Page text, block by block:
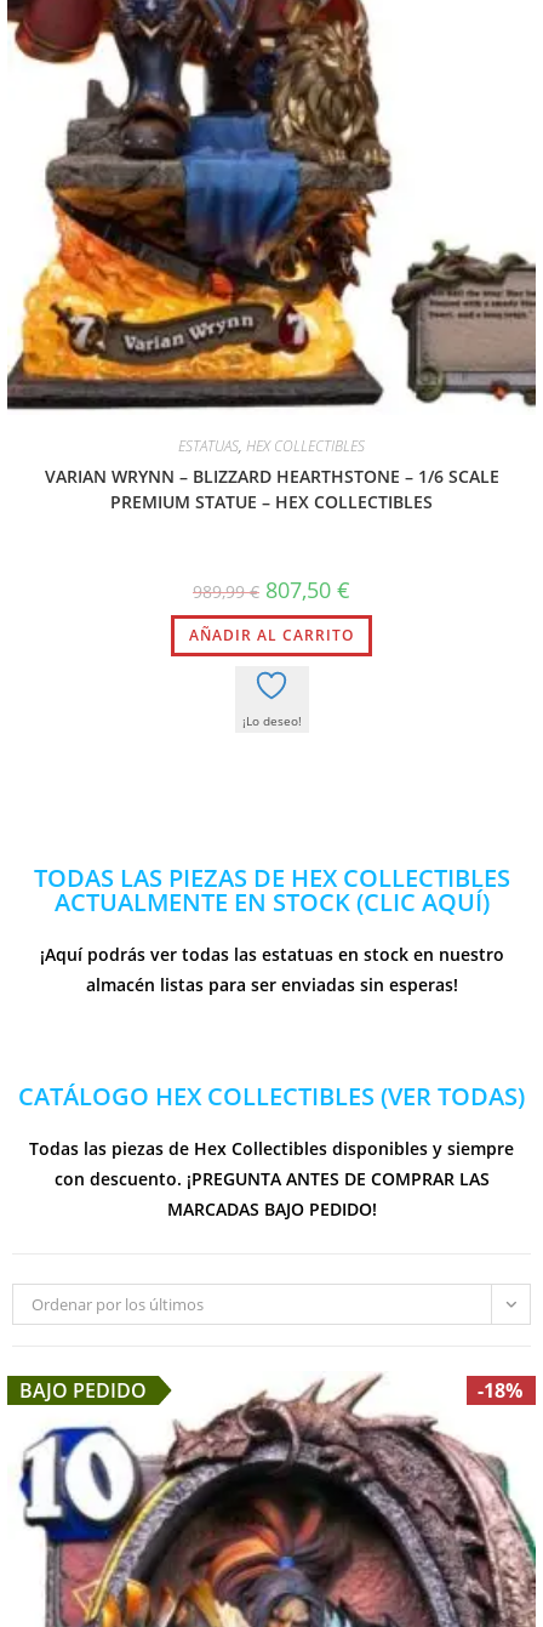
ESTATUAS, HEX COLLECTIBLES
VARIAN WRYNN – BLIZZARD HEARTHSTONE – 1/6 SCALE
PREMIUM STATUE – HEX COLLECTIBLES
989,99€ 807,50 €
AÑADIR AL CARRITO
¡Lo deseo!
TODAS LAS PIEZAS DE HEX COLLECTIBLES
ACTUALMENTE EN STOCK (CLIC AQUÍ)
¡Aquí podrás ver todas las estatuas en stock en nuestro
almacén listas para ser enviadas sin esperas!
CATÁLOGO HEX COLLECTIBLES (VER TODAS)
Todas las piezas de Hex Collectibles disponibles y siempre
con descuento. ¡PREGUNTA ANTES DE COMPRAR LAS
MARCADAS BAJO PEDIDO!
Ordenar por los últimos
BAJO PEDIDO -18%